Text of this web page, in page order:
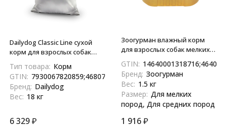
Dailydog Classic Line сухой
корм для взрослых собак
говядиной и ягненком - 18 кг
Тип товара: Корм
GTIN: 7930067820859;4680772410656;04680772410656
Бренд: Dailydog
Вес: 18 кг
6 329₽
Зоогурман влажный корм
для взрослых собак мелких и
потрошками - 100 г x 15 шт
GTIN:
Бренд: Зоогурман
Вес: 1.5 кг
Размер: Для мелких
пород, Для средних пород
1 916₽